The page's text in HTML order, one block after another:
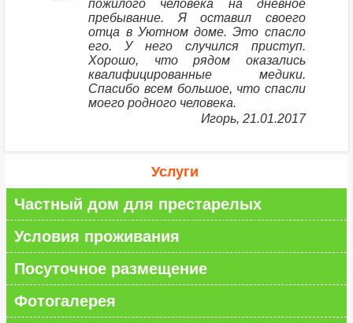
пожилого человека на дневное
пребывание. Я оставил своего
отца в Уютном доме. Это спасло
его. У него случился приступ.
Хорошо, что рядом оказались
квалифицированные медики.
Спасибо всем большое, что спасли
моего родного человека.
Игорь, 21.01.2017
Услуги
Частный дом для престарелых
Условия проживания
Посуточное размещение
Фотогалерея